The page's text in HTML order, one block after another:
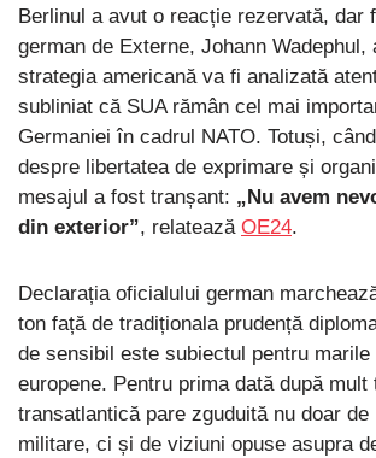
Berlinul a avut o reacție rezervată, dar
german de Externe, Johann Wadephul,
strategia americană va fi analizată
subliniat că SUA rămân cel mai
Germaniei în cadrul NATO. Totuși,
despre libertatea de exprimare și
mesajul a fost tranșant: „Nu avem
din exterior”, relatează OE24.
Declarația oficialului german
ton față de tradiționala prudență
de sensibil este subiectul pentru marile
europene. Pentru prima dată după mult
transatlantică pare zguduită nu doar de
militare, ci și de viziuni opuse asupra